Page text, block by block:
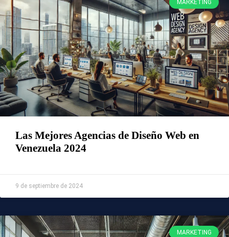
MARKETING
Las Mejores Agencias de Diseño Web en
Venezuela 2024
9 de septiembre de 2024
MARKETING